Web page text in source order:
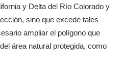
y Delta del Río Colorado y
sino que excede tales
ampliar el polígono que
área natural protegida, como